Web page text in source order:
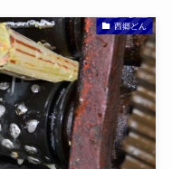
西郷どん